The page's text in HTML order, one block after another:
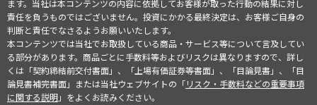
ます。当社は本コンテンツの内容に依拠してお客様が取った行動の結果に対し
責任を負うものではございません。投資にかかる最終決定は、お客様ご自身の
判断と責任でなさるようお願いいたします。
本コンテンツでは当社でお取扱している商品・サービス等について言及してい
る部分があります。商品ごとに手数料等およびリスクは異なりますので、詳し
くは「契約締結前交付書面」、「上場有価証券等書面」、「目論見書」、「目
論見書補完書面」または当社ウェブサイトの「リスク・手数料などの重要事項
に関する説明」をよくお読みください。